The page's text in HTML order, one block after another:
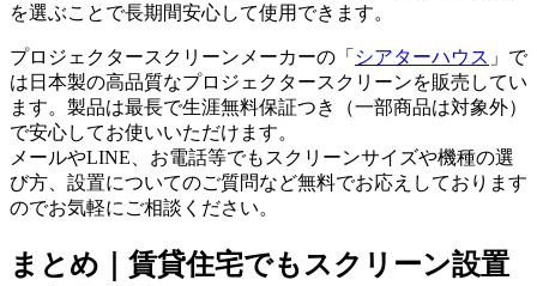
を選ぶことで長期間安心して使用できます。
プロジェクタースクリーンメーカーの「 シアターハウス 」で
は日本製の高品質なプロジェクタースクリーンを販売してい
ます。製品は最長で生涯無料保証つき（一部商品は対象外）
で安心してお使いいただけます。
メールやLINE、お電話等でもスクリーンサイズや機種の選
び方、設置についてのご質問など無料でお応えしております
のでお気軽にご相談ください。
まとめ｜賃貸住宅でもスクリーン設置